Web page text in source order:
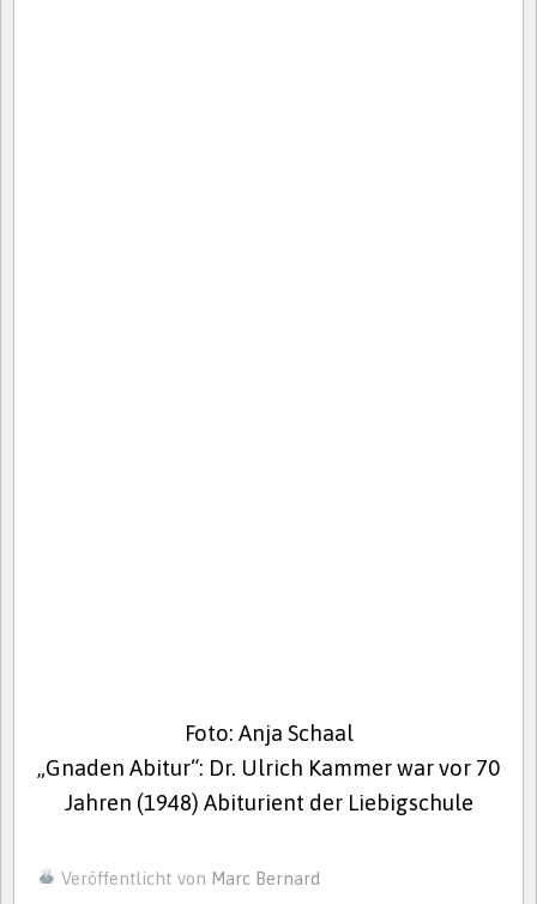
Foto: Anja Schaal
„Gnaden Abitur“: Dr. Ulrich Kammer war vor 70
Jahren (1948) Abiturient der Liebigschule
Veröffentlicht von Marc Bernard